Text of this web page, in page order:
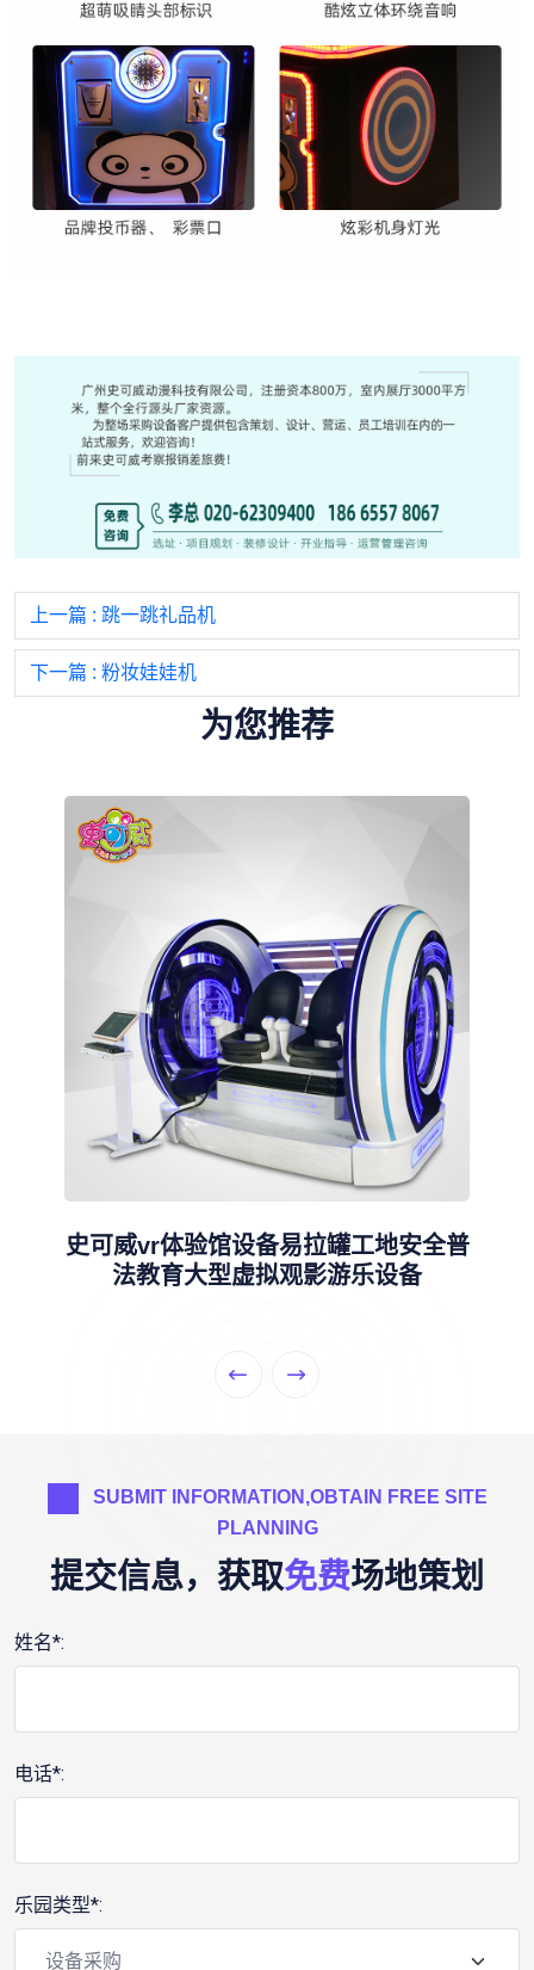
上一篇 : 跳一跳礼品机
下一篇 : 粉妆娃娃机
为您推荐
史可威vr体验馆设备易拉罐工地安全普
法教育大型虚拟观影游乐设备
SUBMIT INFORMATION,OBTAIN FREE SITE
PLANNING
提交信息，获取免费场地策划
姓名*:
电话*:
乐园类型*: